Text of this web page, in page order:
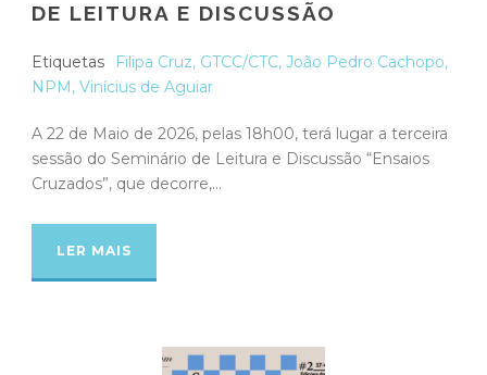
DE LEITURA E DISCUSSÃO
Etiquetas Filipa Cruz, GTCC/CTC, João Pedro Cachopo,
NPM, Vinícius de Aguiar
A 22 de Maio de 2026, pelas 18h00, terá lugar a terceira
sessão do Seminário de Leitura e Discussão “Ensaios
Cruzados”, que decorre,...
LER MAIS